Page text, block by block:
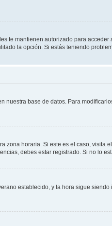
te mantienen autorizado para
la opción. Si estás teniendo
nuestra base de datos. Para
zona horaria. Si este es el caso,
debes estar registrado. Si no lo
establecido, y la hora sigue